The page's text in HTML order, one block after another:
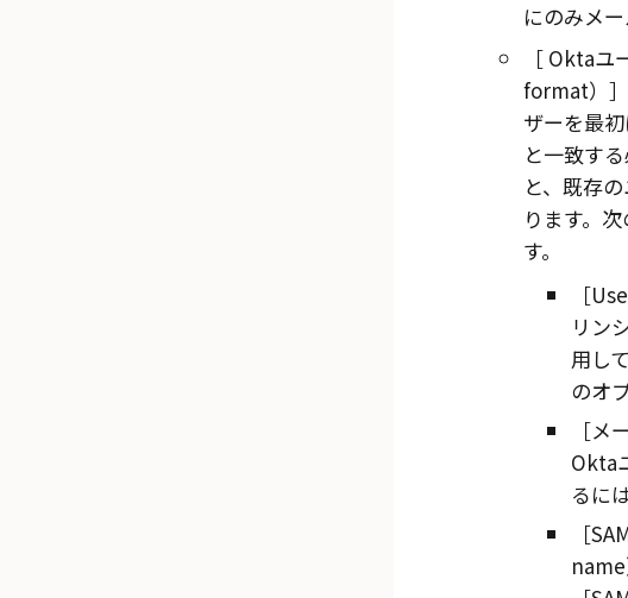
にのみメー
Oktaユ
format）
ザーを最
と一致す
と、既存
ります。
す。
リン
用して
のオ
メ
Okta
るに
name